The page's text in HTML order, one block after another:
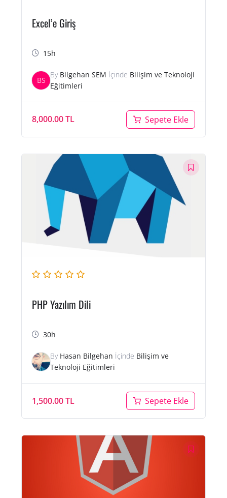
Excel’e Giriş
15h
BS
By Bilgehan SEM İçinde Bilişim ve Teknoloji
Eğitimleri
8,000.00TL Sepete Ekle
PHP Yazılım Dili
30h
By Hasan Bilgehan İçinde Bilişim ve
Teknoloji Eğitimleri
1,500.00TL Sepete Ekle